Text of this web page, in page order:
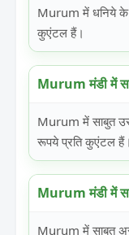
Murum में धनिये के
कुएंटल हैं।
Murum मंडी में
Murum में साबुत
रूपये प्रति कुएंटल हैं।
Murum मंडी में
Murum में साबुत